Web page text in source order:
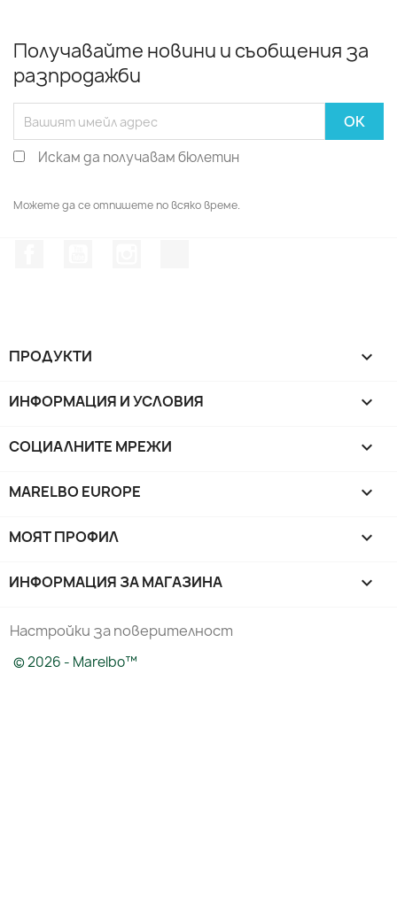
Получавайте новини и съобщения за
разпродажби
Искам да получавам бюлетин
Можете да се отпишете по всяко време.
ПРОДУКТИ 
ИНФОРМАЦИЯ И УСЛОВИЯ 
СОЦИАЛНИТЕ МРЕЖИ 
MARELBO EUROPE 
МОЯТ ПРОФИЛ 
ИНФОРМАЦИЯ ЗА МАГАЗИНА keyboard_arrow_down
Настройки за поверителност
© 2026 - Marelbo™